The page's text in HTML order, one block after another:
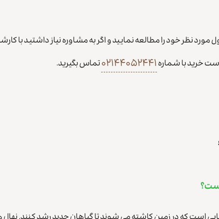
نظر خود را مطالعه نمایید و اگر به مشاوره نیاز داشتید با
خرید با شماره۰۲۱۴۴۰۵۲۴۴۱تماس بگیرید.